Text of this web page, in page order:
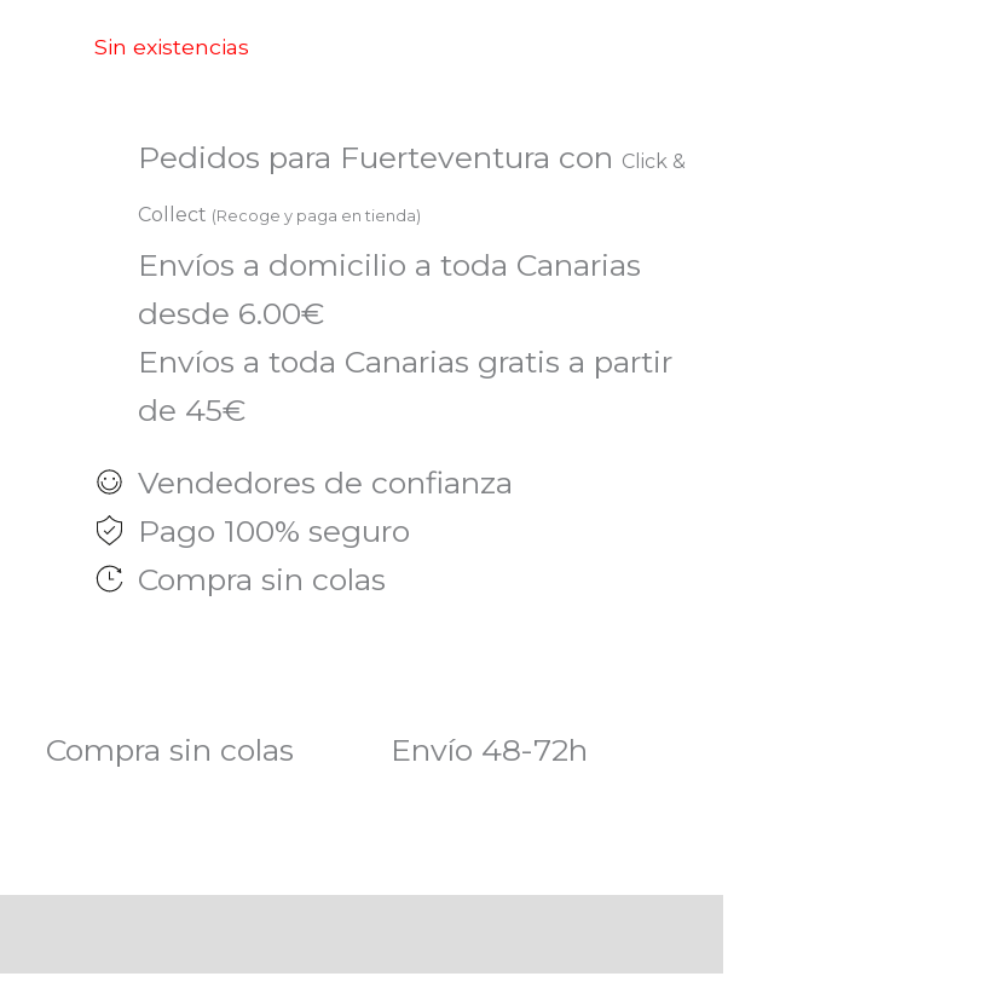
Sin existencias
Pedidos para Fuerteventura con Click &
Collect (Recoge y paga en tienda)
Envíos a domicilio a toda Canarias
desde 6.00€
Envíos a toda Canarias gratis a partir
de 45€
Vendedores de confianza
Pago 100% seguro
Compra sin colas
Compra sin colas Envío 48-72h